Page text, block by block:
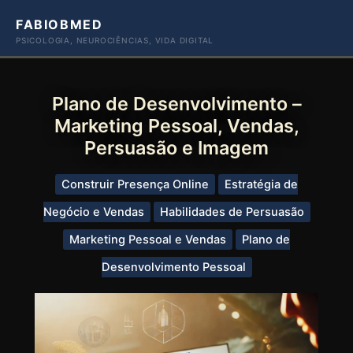
paraFABIOBMED
PSICOLOGIA, NEUROCIÊNCIAS, VIDA DIGITAL
Plano de Desenvolvimento –
Marketing Pessoal, Vendas,
Persuasão e Imagem
Construir Presença Online
Estratégia de
Negócio e Vendas
Habilidades de Persuasão
Marketing Pessoal e Vendas
Plano de
Desenvolvimento Pessoal